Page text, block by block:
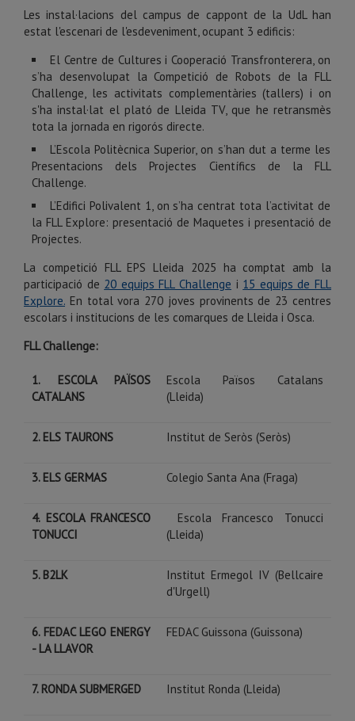
Les instal·lacions del campus de cappont de la UdL han
estat l'escenari de l'esdeveniment, ocupant 3 edificis:
El Centre de Cultures i Cooperació Transfronterera, on
s’ha desenvolupat la Competició de Robots de la FLL
Challenge, les activitats complementàries (tallers) i on
s'ha instal·lat el plató de Lleida TV, que he retransmès
tota la jornada en rigorós directe.
L’Escola Politècnica Superior, on s’han dut a terme les
Presentacions dels Projectes Científics de la FLL
Challenge.
L’Edifici Polivalent 1, on s’ha centrat tota l’activitat de
la FLL Explore: presentació de Maquetes i presentació de
Projectes.
La competició FLL EPS Lleida 2025 ha comptat amb la
participació de 20 equips FLL Challenge i 15 equips de FLL
Explore. En total vora 270 joves provinents de 23 centres
escolars i institucions de les comarques de Lleida i Osca.
FLL Challenge:
1. ESCOLA PAÏSOS
CATALANS
Escola Països Catalans
(Lleida)
2. ELS TAURONS Institut de Seròs (Seròs)
3. ELS GERMAS Colegio Santa Ana (Fraga)
4. ESCOLA FRANCESCO
TONUCCI
Escola Francesco Tonucci
(Lleida)
5. B2LK
Institut Ermegol IV (Bellcaire
d'Urgell)
6. FEDAC LEGO ENERGY
- LA LLAVOR
FEDAC Guissona (Guissona)
7. RONDA SUBMERGED Institut Ronda (Lleida)